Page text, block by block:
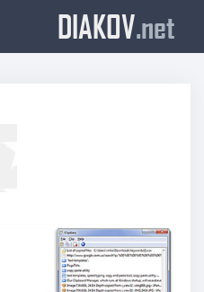
DIAKOV.net